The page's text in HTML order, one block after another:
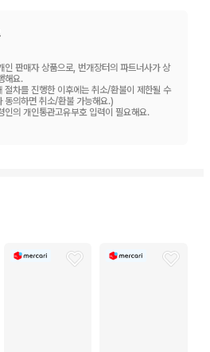
인 판매자 상품으로, 번개장터의 파트너사가 상
해요.
절차를 진행한 이후에는 취소/환불이 제한될 수
동의하면 취소/환불 가능해요.)
인의 개인통관고유부호 입력이 필요해요.